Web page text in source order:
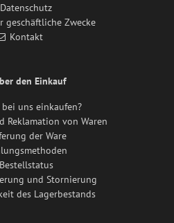
Datenschutz
geschäftliche Zwecke
Kontakt
den Einkauf
bei uns einkaufen?
Reklamation von Waren
der Ware
Bestellstatus
und Stornierung
des Lagerbestands